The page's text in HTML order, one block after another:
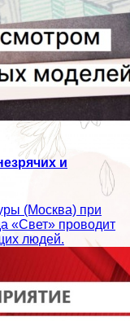
и
(Москва) при
«Свет» проводит
людей.